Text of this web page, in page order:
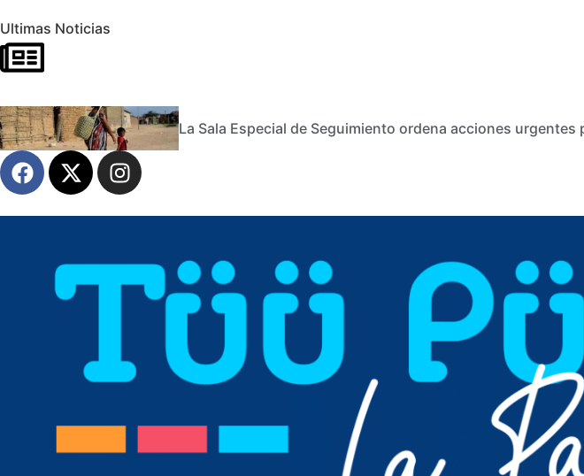
Ultimas Noticias
La Sala Especial de Seguimiento ordena acciones